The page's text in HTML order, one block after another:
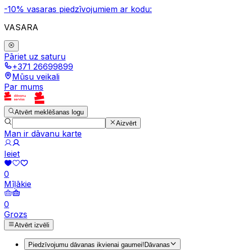
-10% vasaras piedzīvojumiem ar kodu:
VASARA
Pāriet uz saturu
+371 26699899
Mūsu veikali
Par mums
Atvērt meklēšanas logu
Aizvērt
Man ir dāvanu karte
Ieiet
0
Mīļākie
0
Grozs
Atvērt izvēli
Piedzīvojumu dāvanas ikvienai gaumei!Dāvanas